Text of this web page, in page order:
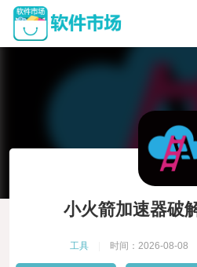
小火箭加速器破
工具 时间：2026-08-08